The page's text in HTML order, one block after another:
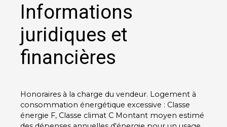
Informations
juridiques et
financières
Honoraires à la charge du vendeur. Logement à
consommation énergétique excessive : Classe
énergie F, Classe climat C Montant moyen estimé